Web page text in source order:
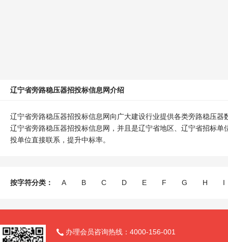
辽宁省旁路稳压器招投标信息网介绍
辽宁省旁路稳压器招投标信息网向广大建设行业提供各类旁路稳压
辽宁省旁路稳压器招投标信息网，并且是辽宁省地区、辽宁省招标
投单位直接联系，提升中标率。
按字符分类： A B C D E F G H I
 办理会员咨询热线：4000-156-001